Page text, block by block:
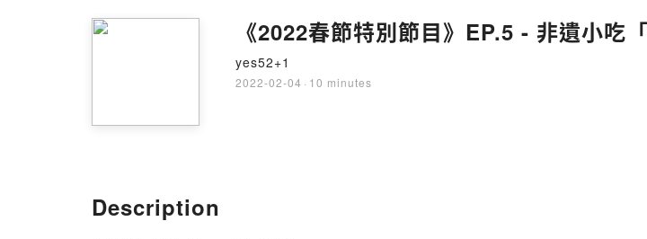
《2022春節特別節目》EP.5 - 非遺小吃
yes52+1
2022-02-04 · 10 minutes
Description